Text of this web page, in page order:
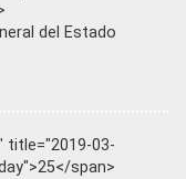
del Estado
title="2019-03-
span>